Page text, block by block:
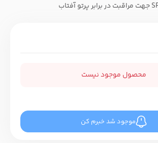
محصول موجود نیست
موجود شد خبرم کن